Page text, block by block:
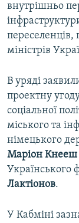
внутрішньо
переселенців,
міністрів
В уряді
проектну
соціальної
міського та
німецького
Маріон Кнееш
Українського
Лактіонов.
У Кабміні